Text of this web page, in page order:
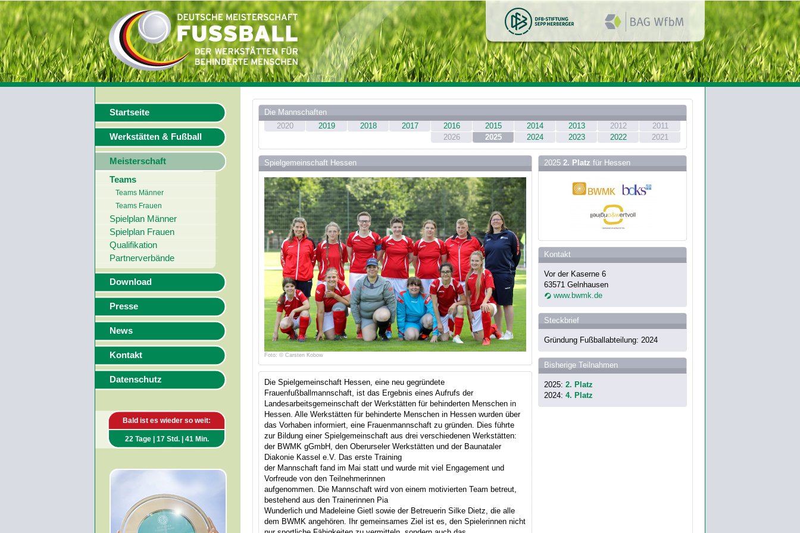
Startseite
Werkstätten & Fußball
Meisterschaft
Teams
Teams Männer
Teams Frauen
Spielplan Männer
Spielplan Frauen
Qualifikation
Partnerverbände
Download
Presse
News
Kontakt
Datenschutz
Bald ist es wieder so weit:
22 Tage | 17 Std. | 41 Min.
Die Mannschaften
2020
2019 2018 2017 2016 2015 2014 2013 2012
2011
2026
2025 2024 2023 2022 2021
Spielgemeinschaft Hessen
Foto: © Carsten Kobow
Die Spielgemeinschaft Hessen, eine neu gegründete
Frauenfußballmannschaft, ist das Ergebnis eines Aufrufs der
Landesarbeitsgemeinschaft der Werkstätten für behinderten Menschen in
Hessen. Alle Werkstätten für behinderte Menschen in Hessen wurden über
das Vorhaben informiert, eine Frauenmannschaft zu gründen. Dies führte
zur Bildung einer Spielgemeinschaft aus drei verschiedenen Werkstätten:
der BWMK gGmbH, den Oberurseler Werkstätten und der Baunataler
Diakonie Kassel e.V. Das erste Training
der Mannschaft fand im Mai statt und wurde mit viel Engagement und
Vorfreude von den Teilnehmerinnen
aufgenommen. Die Mannschaft wird von einem motivierten Team betreut,
bestehend aus den Trainerinnen Pia
Wunderlich und Madeleine Gietl sowie der Betreuerin Silke Dietz, die alle
dem BWMK angehören. Ihr gemeinsames Ziel ist es, den Spielerinnen nicht
2025 2. Platz für Hessen
Kontakt
Vor der Kaserne 6
63571 Gelnhausen
www.bwmk.de
Steckbrief
Gründung Fußballabteilung: 2024
Bisherige Teilnahmen
2025: 2. Platz
2024: 4. Platz